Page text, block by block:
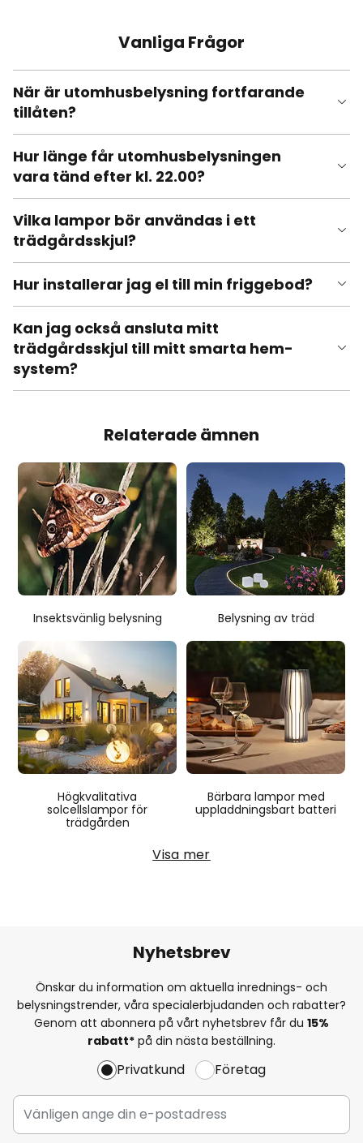
Vanliga Frågor
När är utomhusbelysning fortfarande
tillåten?
Hur länge får utomhusbelysningen
vara tänd efter kl. 22.00?
Vilka lampor bör användas i ett
trädgårdsskjul?
Hur installerar jag el till min friggebod?
Kan jag också ansluta mitt
trädgårdsskjul till mitt smarta hem-
system?
Relaterade ämnen
Insektsvänlig belysning Belysning av träd
Högkvalitativa
solcellslampor för
trädgården
Bärbara lampor med
uppladdningsbart batteri
Visa mer
Nyhetsbrev
Önskar du information om aktuella inrednings- och
belysningstrender, våra specialerbjudanden och rabatter?
Genom att abonnera på vårt nyhetsbrev får du 15%
rabatt* på din nästa beställning.
Privatkund Företag